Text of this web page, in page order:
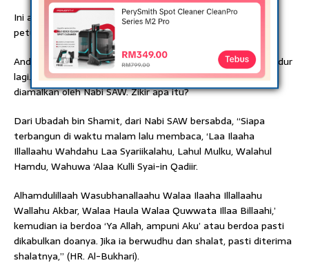
Ini adalah bagaimana Allah menyampaikan taufik dan
petunjuk kepada umatnya.
Anda tidak perlu duduk, pergi ke bilik mandi, minum, atau tidur
lagi. Kekal dalam keadaan tidur ketika membaca zikir yang
diamalkan oleh Nabi SAW. Zikir apa itu?
Dari Ubadah bin Shamit, dari Nabi SAW bersabda, “Siapa
terbangun di waktu malam lalu membaca, ‘Laa Ilaaha
Illallaahu Wahdahu Laa Syariikalahu, Lahul Mulku, Walahul
Hamdu, Wahuwa ‘Alaa Kulli Syai-in Qadiir.
Alhamdulillaah Wasubhanallaahu Walaa Ilaaha Illallaahu
Wallahu Akbar, Walaa Haula Walaa Quwwata Illaa Billaahi,’
kemudian ia berdoa ‘Ya Allah, ampuni Aku’ atau berdoa pasti
dikabulkan doanya. Jika ia berwudhu dan shalat, pasti diterima
shalatnya,” (HR. Al-Bukhari).